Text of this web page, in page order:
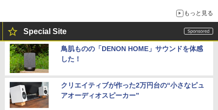
もっと見る
Special Site
鳥肌ものの「DENON HOME」サウンドを体感
した！
クリエイティブが作った2万円台の“小さなピュ
アオーディオスピーカー”